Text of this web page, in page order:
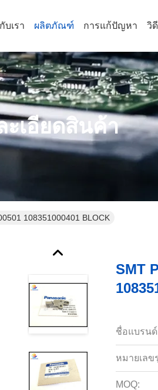
บเรา ผลิตภัณฑ์ การแก้ปัญหา วิ
ะเอียดสินค้า
108351000401 BLOCK
SMT
ชื่อแบรนด์
หมายเลข
MOQ: